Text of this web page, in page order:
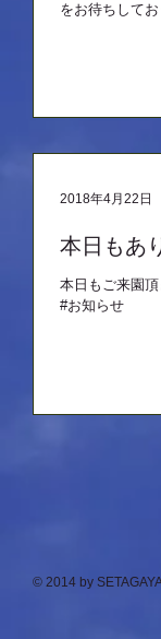
をお待ちして
本日もあ
本日もご来園
#お知らせ
2018年4月22日
© 2014 by